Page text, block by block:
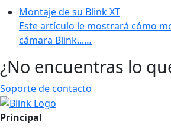
Montaje de su Blink XT
Este artículo le mostrará cómo
cámara Blink...…
¿No encuentras lo
Soporte de contacto
Principal